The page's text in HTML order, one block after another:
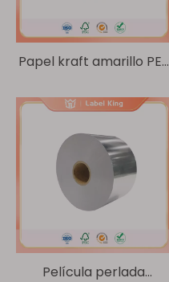
Papel kraft amarillo PET
transparente de
16um/140g
Película perlada